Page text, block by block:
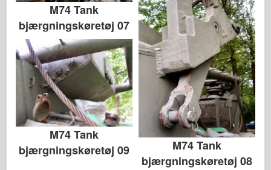
M74 Tank
bjærgningskøretøj 07
M74 Tank
bjærgningskøretøj 08
M74 Tank
bjærgningskøretøj 09